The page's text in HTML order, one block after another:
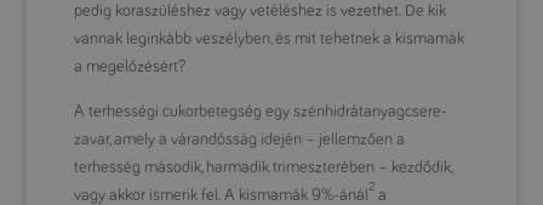
pedig koraszüléshez vagy vetéléshez is vezethet. De kik
vannak leginkább veszélyben, és mit tehetnek a kismamák
a megelőzésért?
A terhességi cukorbetegség egy szénhidrátanyagcsere-
zavar, amely a várandósság idején – jellemzően a
terhesség második, harmadik trimeszterében – kezdődik,
vagy akkor ismerik fel. A kismamák 9%-ánál 2a